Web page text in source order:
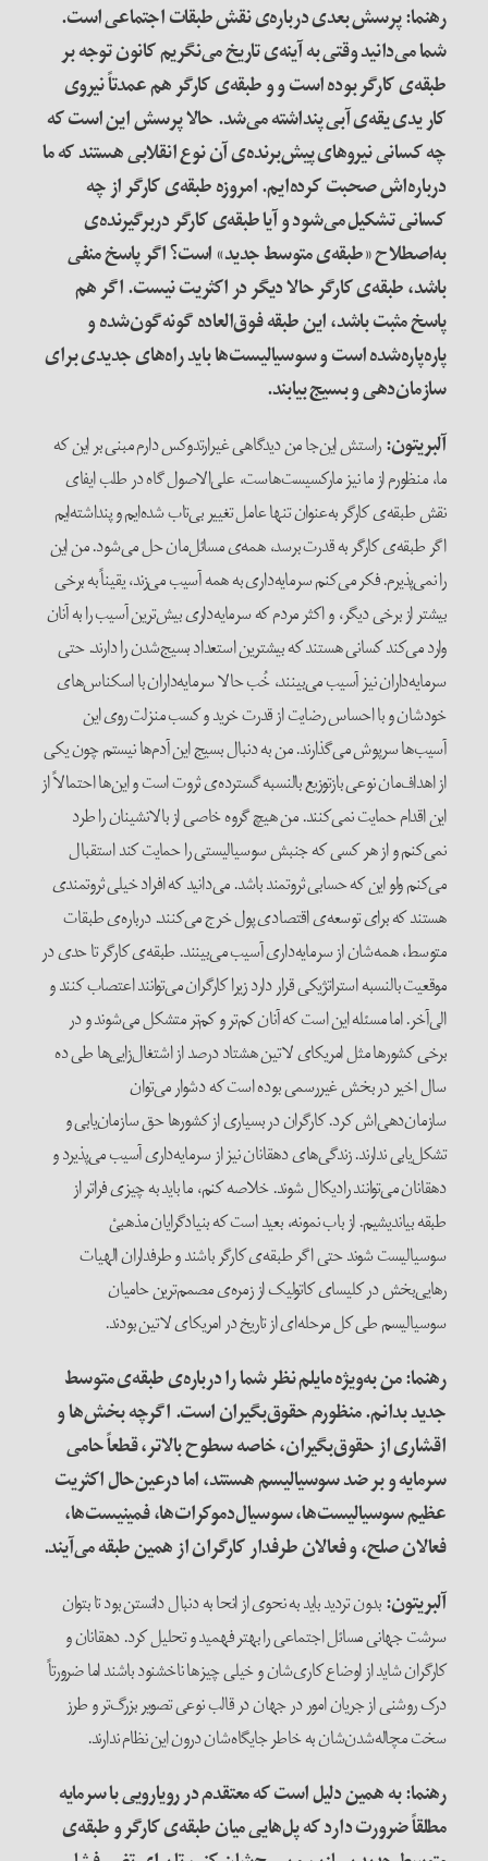
رهنما: پرسش بعدی درباره‌ی نقش طبقات اجتماعی است.
شما می‌دانید وقتی به آینه‌ی تاریخ می‌نگریم کانون توجه بر
طبقه‌ی کارگر بوده است و و طبقه‌ی‌ کارگر هم عمدتاً نیروی
کار یدی یقه‌‌ی آبی پنداشته می‌شد. حالا پرسش این است که
چه کسانی نیروهای پیش‌برنده‌ی آن نوع انقلابی هستند که ما
درباره‌اش صحبت کرده‌ایم. امروزه طبقه‌ی کارگر از چه
کسانی تشکیل می‌شود و آیا طبقه‌ی کارگر دربرگیرنده‌ی
به‌اصطلاح «طبقه‌ی متوسط جدید» است؟ اگر پاسخ منفی
باشد، طبقه‌ی کارگر حالا دیگر در اکثریت نیست. اگر هم
پاسخ مثبت باشد، این طبقه فوق‌العاده گونه‌گون‌شده و
پاره‌پاره‌شده است و سوسیالیست‌ها باید راه‌های جدیدی برای
سازمان‌دهی و بسیج بیابند.
آلبریتون:راستش این‌جا من دیدگاهی غیرارتدوکس دارم مبنی بر این که
ما، منظورم از ما نیز مارکسیست‌هاست، علی‌الاصول گاه در طلب ایفای
نقش طبقه‌ی کارگر به‌عنوان تنها عامل تغییر بی‌تاب شده‌ایم و پنداشته‌ایم
اگر طبقه‌ی کارگر به قدرت برسد، همه‌ی مسائل‌مان حل می‌شود. من این
را نمی‌پذیرم. فکر می‌کنم سرمایه‌داری به همه آسیب می‌زند، یقیناً به برخی
بیشتر از برخی دیگر، و اکثر مردم که سرمایه‌داری بیش‌ترین آسیب را به آنان
وارد می‌کند کسانی هستند که بیشترین استعداد بسیج‌شدن را دارند. حتی
سرمایه‌داران نیز آسیب می‌بینند، خُب حالا سرمایه‌داران با اسکناس‌های
خودشان و با احساس رضایت از قدرت خرید و کسب منزلت روی این
آسیب‌ها سرپوش می‌گذارند. من به دنبال بسیج این آدم‌ها نیستم چون یکی
از اهداف‌مان نوعی بازتوزیع بالنسبه گسترده‌ی ثروت است و این‌‌ها احتمالاً از
این اقدام حمایت نمی‌کنند. من هیچ گروه خاصی از بالانشینان را طرد
نمی‌کنم و از هر کسی که جنبش سوسیالیستی را حمایت کند استقبال
می‌کنم ولو این که حسابی ثروتمند باشد. می‌دانید که افراد خیلی ثروتمندی
هستند که برای توسعه‌ی اقتصادی پول خرج می‌کنند. درباره‌ی طبقات
متوسط، همه‌شان از سرمایه‌داری آسیب می‌بینند. طبقه‌ی کارگر تا حدی در
موقعیت بالنسبه استراتژیکی قرار دارد زیرا کارگران می‌توانند اعتصاب کنند و
الی‌آخر. اما مسئله این است که آنان کم‌تر و کم‌تر متشکل می‌شوند و در
برخی کشورها مثل امریکای لاتین هشتاد درصد از اشتغال‌زایی‌ها طی ده
سال اخیر در بخش غیررسمی بوده است که دشوار می‌توان
سازمان‌دهی‌اش کرد. کارگران در بسیاری از کشورها حق سازمان‌یابی و
تشکل‌یابی ندارند. زندگی‌های دهقانان نیز از سرمایه‌داری آسیب می‌پذیرد و
دهقانان می‌توانند رادیکال شوند. خلاصه کنم، ما باید به چیزی فراتر از
طبقه بیاندیشیم. از باب نمونه، بعید است که بنیادگرایان مذهبیْ
سوسیالیست شوند حتی اگر طبقه‌ی کارگر باشند و طرفداران الهیات
رهایی‌بخش در کلیسای کاتولیک از زمره‌ی مصمم‌ترین حامیان
سوسیالیسم طی کل مرحله‌‌ای از تاریخ در امریکای لاتین بودند.
رهنما: من به‌ویژه مایلم نظر شما را درباره‌ی طبقه‌ی متوسط
جدید بدانم. منظورم حقوق‌بگیران است. اگرچه بخش‌ها و
اقشاری از حقوق‌بگیران، خاصه سطوح بالاتر، قطعاً حامی
سرمایه و بر ضد سوسیالیسم هستند، اما درعین‌حال اکثریت
عظیم سوسیالیست‌ها، سوسیال‌دموکرات‌ها، فمینیست‌ها،
فعالان صلح، و فعالان طرفدار کارگران از همین طبقه می‌آیند.
آلبریتون:بدون تردید باید به نحوی از انحا به دنبال دانستن بود تا بتوان
سرشت جهانی مسائل اجتماعی را بهتر فهمید و تحلیل کرد. دهقانان و
کارگران شاید از اوضاع کاری‌شان و خیلی چیزها ناخشنود باشند اما ضرورتاً
درک روشنی از جریان امور در جهان در قالب نوعی تصویر بزرگ‌تر و طرز
سخت مچاله‌شدن‌شان به خاطر جایگاه‌شان درون این نظام ندارند.
رهنما: به همین دلیل است که معتقدم در رویارویی با سرمایه
مطلقاً ضرورت دارد که پل‌هایی میان طبقه‌ی کارگر و طبقه‌ی